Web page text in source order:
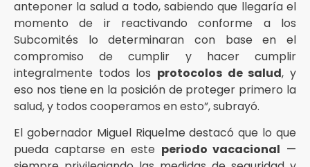
anteponer la salud a todo, sabiendo que llegaría el
momento de ir reactivando conforme a los
Subcomités lo determinaran con base en el
compromiso de cumplir y hacer cumplir
integralmente todos los protocolos de salud, y
eso nos tiene en la posición de proteger primero la
salud, y todos cooperamos en esto”, subrayó.
El gobernador Miguel Riquelme destacó que lo que
pueda captarse en este periodo vacacional —